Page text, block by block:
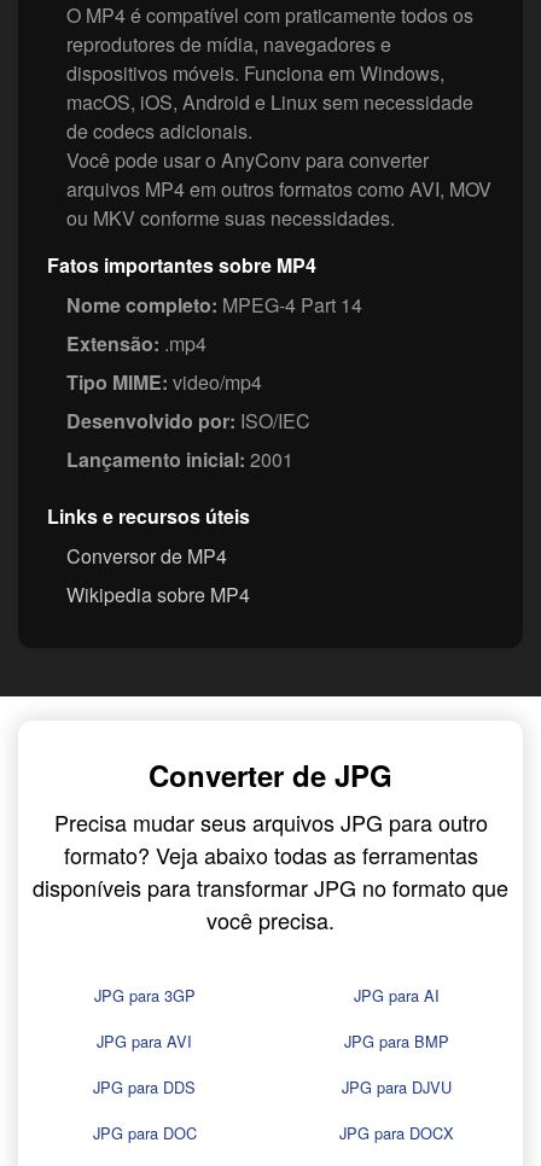
O MP4 é compatível com praticamente todos os
reprodutores de mídia, navegadores e
dispositivos móveis. Funciona em Windows,
macOS, iOS, Android e Linux sem necessidade
de codecs adicionais.
Você pode usar o AnyConv para converter
arquivos MP4 em outros formatos como AVI, MOV
ou MKV conforme suas necessidades.
Fatos importantes sobre MP4
Nome completo: MPEG-4 Part 14
Extensão: .mp4
Tipo MIME: video/mp4
Desenvolvido por: ISO/IEC
Lançamento inicial: 2001
Links e recursos úteis
Conversor de MP4
Wikipedia sobre MP4
Converter de JPG
Precisa mudar seus arquivos JPG para outro
formato? Veja abaixo todas as ferramentas
disponíveis para transformar JPG no formato que
você precisa.
JPG para 3GP
JPG para AI
JPG para AVI
JPG para BMP
JPG para DDS
JPG para DJVU
JPG para DOC
JPG para DOCX